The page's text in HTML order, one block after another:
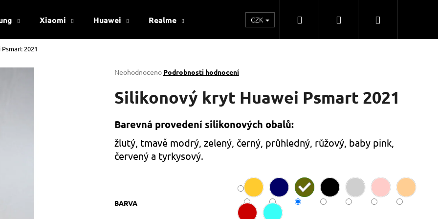
Xiaomi Huawei Realme Kontakty Obchodní spolupráce
CZK Hledat PřihlášeníNákupní
2021
Průměrné
produktu
je
5
Neohodnoceno Podrobnosti hodnocení
Silikonový kryt Huawei Psmart 2021
Barevná provedení silikonových obalů:
žlutý, tmavě modrý, zelený, černý, průhledný, růžový, baby pink,
červený a tyrkysový.
BARVA
Co potřebujete najít?
HLEDAT